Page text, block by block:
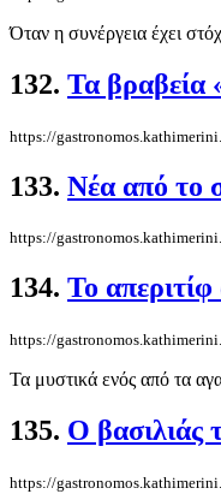
Όταν η συνέργεια έχει
132. Τα βραβεία
https://
133. Νέα από το
https://
134. Το
https://
Τα μυστικά ενός από τα
135. Ο βασιλιάς
https://